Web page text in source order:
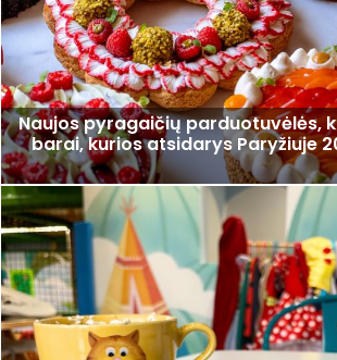
Naujos pyragaičių parduotuvėlės,
barai, kurios atsidarys Paryžiuje